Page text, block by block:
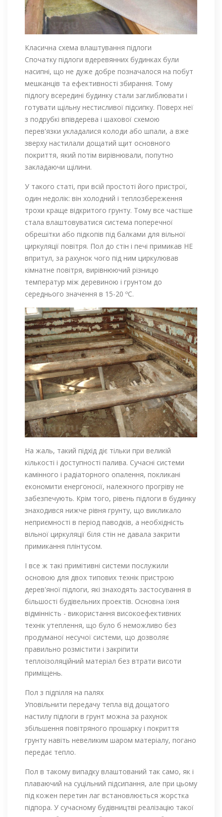
Класична схема влаштування підлоги
Спочатку підлоги вдеревянних будинках були
насипні, що не дуже добре позначалося на побут
мешканців та ефективності збирання. Тому
підлогу всередині будинку стали заглиблювати і
готувати щільну нестисливої ​​підсипку. Поверх неї
з подрубкі впівдерева і шахової схемою
перев'язки укладалися колоди або шпали, а вже
зверху настилали дощатий щит основного
покриття, який потім вирівнювали, попутно
закладаючи щілини.
У такого статі, при всій простоті його пристрої,
один недолік: він холодний і теплозбереження
трохи краще відкритого грунту. Тому все частіше
стала влаштовуватися система поперечної
обрешітки або підкопів під балками для вільної
циркуляції повітря. Пол до стін і печі примикав НЕ
впритул, за рахунок чого під ним циркулював
кімнатне повітря, вирівнюючий різницю
температур між деревиною і грунтом до
середнього значення в 15-20 ºС.
На жаль, такий підхід діє тільки при великій
кількості і доступності палива. Сучасні системи
камінного і радіаторного опалення, покликані
економити енергоносії, належного прогріву не
забезпечують. Крім того, рівень підлоги в будинку
знаходився нижче рівня грунту, що викликало
неприємності в період паводків, а необхідність
вільної циркуляції біля стін не давала закрити
примикання плінтусом.
І все ж такі примітивні системи послужили
основою для двох типових технік пристрою
дерев'яної підлоги, які знаходять застосування в
більшості будівельних проектів. Основна їхня
відмінність - використання високоефективних
технік утеплення, що було б неможливо без
продуманої несучої системи, що дозволяє
правильно розмістити і закріпити
теплоізоляційний матеріал без втрати висоти
приміщень.
Пол з підпілля на палях
Уповільнити передачу тепла від дощатого
настилу підлоги в грунт можна за рахунок
збільшення повітряного прошарку і покриття
грунту навіть невеликим шаром матеріалу, погано
передає тепло.
Пол в такому випадку влаштований так само, як і
плаваючий на суцільний підсипання, але при цьому
під кожен перетин лаг встановлюється жорстка
підпора. У сучасному будівництві реалізацію такої